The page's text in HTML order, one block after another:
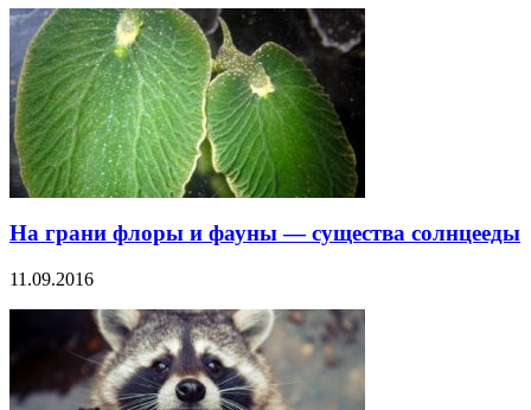
На грани флоры и фауны — существа солнцееды
11.09.2016